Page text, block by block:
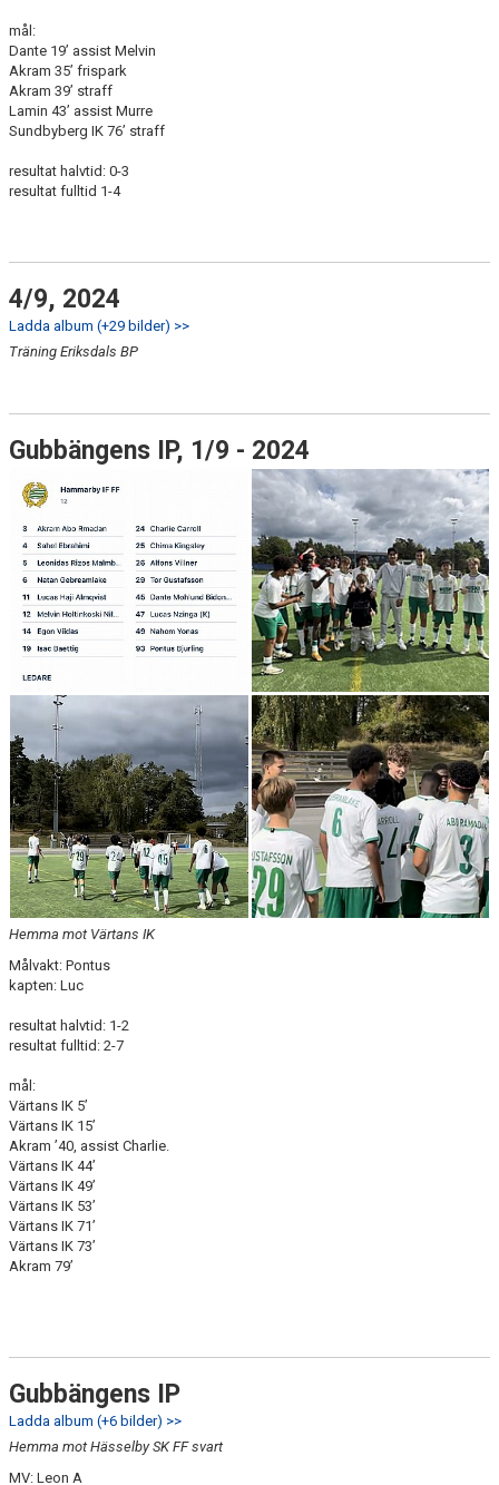
mål:
Dante 19’ assist Melvin
Akram 35’ frispark
Akram 39’ straff
Lamin 43’ assist Murre
Sundbyberg IK 76’ straff
resultat halvtid: 0-3
resultat fulltid 1-4
4/9, 2024
Ladda album (+29 bilder) >>
Träning Eriksdals BP
Gubbängens IP, 1/9 - 2024
Hemma mot Värtans IK
Målvakt: Pontus
kapten: Luc
resultat halvtid: 1-2
resultat fulltid: 2-7
mål:
Värtans IK 5’
Värtans IK 15’
Akram ’40, assist Charlie.
Värtans IK 44’
Värtans IK 49’
Värtans IK 53’
Värtans IK 71’
Värtans IK 73’
Akram 79’
Gubbängens IP
Ladda album (+6 bilder) >>
Hemma mot Hässelby SK FF svart
MV: Leon A